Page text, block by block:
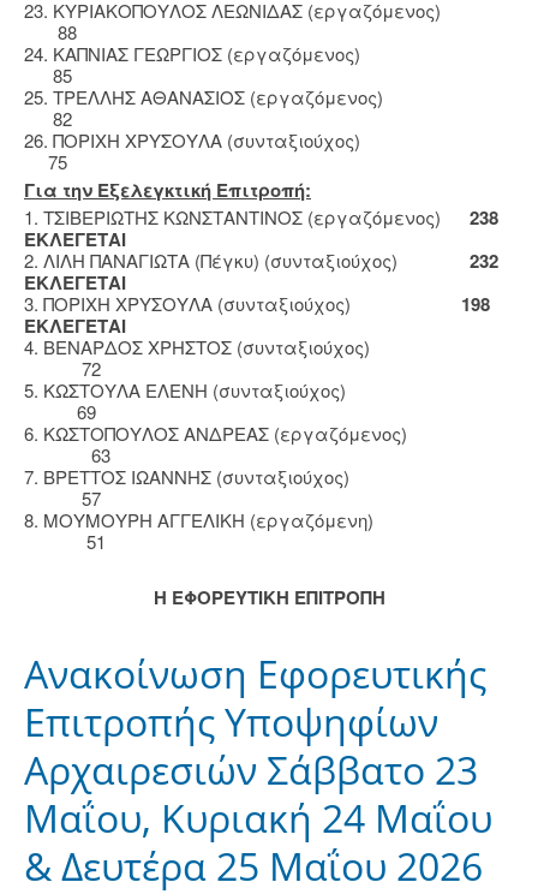
23. ΚΥΡΙΑΚΟΠΟΥΛΟΣ ΛΕΩΝΙΔΑΣ (εργαζόμενος)
88
24. ΚΑΠΝΙΑΣ ΓΕΩΡΓΙΟΣ (εργαζόμενος)
85
25. ΤΡΕΛΛΗΣ ΑΘΑΝΑΣΙΟΣ (εργαζόμενος)
82
26. ΠΟΡΙΧΗ ΧΡΥΣΟΥΛΑ (συνταξιούχος)
75
Για την Εξελεγκτική Επιτροπή:
1. ΤΣΙΒΕΡΙΩΤΗΣ ΚΩΝΣΤΑΝΤΙΝΟΣ (εργαζόμενος) 238
ΕΚΛΕΓΕΤΑΙ
2. ΛΙΛΗ ΠΑΝΑΓΙΩΤΑ (Πέγκυ) (συνταξιούχος)
232
ΕΚΛΕΓΕΤΑΙ
3. ΠΟΡΙΧΗ ΧΡΥΣΟΥΛΑ (συνταξιούχος) 198
ΕΚΛΕΓΕΤΑΙ
4. ΒΕΝΑΡΔΟΣ ΧΡΗΣΤΟΣ (συνταξιούχος)
72
5. ΚΩΣΤΟΥΛΑ ΕΛΕΝΗ (συνταξιούχος)
69
6. ΚΩΣΤΟΠΟΥΛΟΣ ΑΝΔΡΕΑΣ (εργαζόμενος)
63
7. ΒΡΕΤΤΟΣ ΙΩΑΝΝΗΣ (συνταξιούχος)
57
8. ΜΟΥΜΟΥΡΗ ΑΓΓΕΛΙΚΗ (εργαζόμενη)
51
Η ΕΦΟΡΕΥΤΙΚΗ ΕΠΙΤΡΟΠΗ
Ανακοίνωση Εφορευτικής
Επιτροπής Υποψηφίων
Αρχαιρεσιών Σάββατο 23
Μαΐου, Κυριακή 24 Μαΐου
& Δευτέρα 25 Μαΐου 2026